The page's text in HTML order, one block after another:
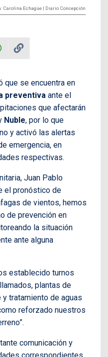
Carolina Echagüe | Diario Concepción
que se encuentra en
preventiva ante el
que afectarán
Nuble, por lo que
y activó las alertas
emergencia, en
respectivas.
Juan Pablo
el pronóstico de
de vientos, hemos
de prevención en
la situación
ante alguna
establecido turnos
plantas de
tratamiento de aguas
reforzado nuestros
comunicación y